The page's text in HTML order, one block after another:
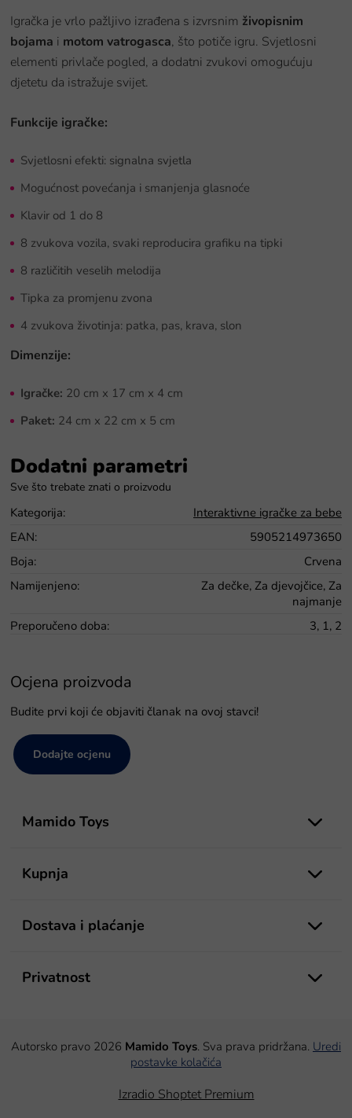
Igračka je vrlo pažljivo izrađena s izvrsnim živopisnim
bojama i motom vatrogasca, što potiče igru. Svjetlosni
elementi privlače pogled, a dodatni zvukovi omogućuju
djetetu da istražuje svijet.
Funkcije igračke:
Svjetlosni efekti: signalna svjetla
Mogućnost povećanja i smanjenja glasnoće
Klavir od 1 do 8
8 zvukova vozila, svaki reproducira grafiku na tipki
8 različitih veselih melodija
Tipka za promjenu zvona
4 zvukova životinja: patka, pas, krava, slon
Dimenzije:
Igračke: 20 cm x 17 cm x 4 cm
Paket: 24 cm x 22 cm x 5 cm
Dodatni parametri
Kategorija:
Interaktivne igračke za bebe
EAN:
5905214973650
Boja:
Crvena
Namijenjeno:
Za dečke, Za djevojčice, Za
najmanje
Preporučeno doba: 3, 1, 2
Ocjena proizvoda
Budite prvi koji će objaviti članak na ovoj stavci!
Dodajte ocjenu
Mamido Toys
Kupnja
Dostava i plaćanje
Privatnost
Izradio Shoptet Premium
Autorsko pravo 2026 Mamido Toys. Sva prava pridržana. Uredi
postavke kolačića